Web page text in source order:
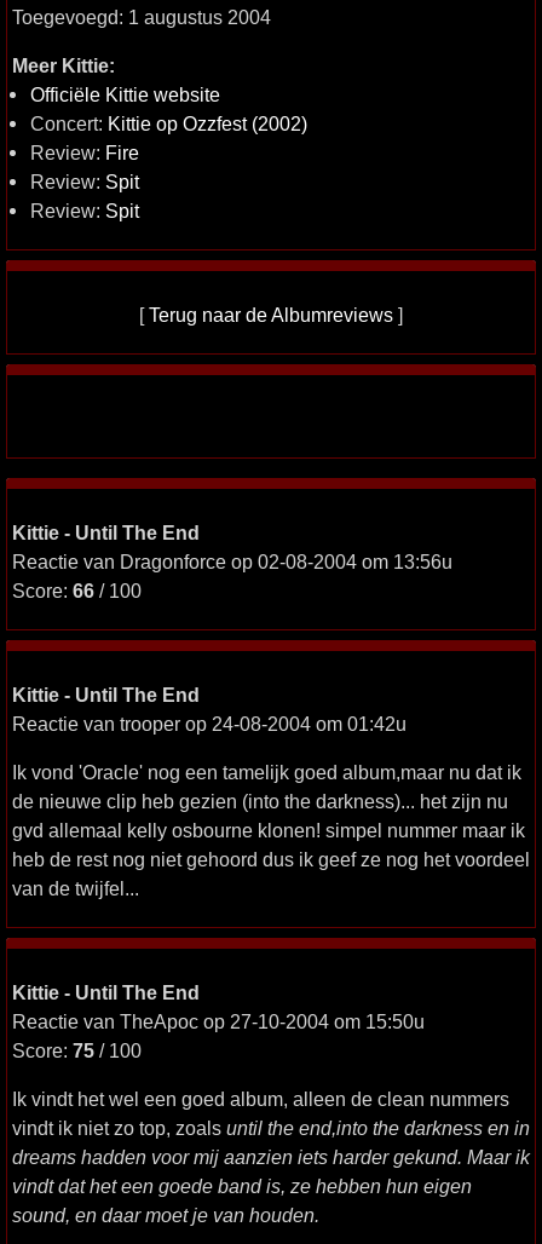
Toegevoegd: 1 augustus 2004
Meer Kittie:
Officiële Kittie website
Concert: Kittie op Ozzfest (2002)
Review: Fire
Review: Spit
Review: Spit
[Terug naar de Albumreviews ]
Kittie - Until The End
Reactie van Dragonforce op 02-08-2004 om 13:56u
Score: 66 / 100
Kittie - Until The End
Reactie van trooper op 24-08-2004 om 01:42u
Ik vond 'Oracle' nog een tamelijk goed album,maar nu dat ik
de nieuwe clip heb gezien (into the darkness)... het zijn nu
gvd allemaal kelly osbourne klonen! simpel nummer maar ik
heb de rest nog niet gehoord dus ik geef ze nog het voordeel
van de twijfel...
Kittie - Until The End
Reactie van TheApoc op 27-10-2004 om 15:50u
Score: 75 / 100
Ik vindt het wel een goed album, alleen de clean nummers
vindt ik niet zo top, zoals until the end,into the darkness en in
dreams hadden voor mij aanzien iets harder gekund. Maar ik
vindt dat het een goede band is, ze hebben hun eigen
sound, en daar moet je van houden.